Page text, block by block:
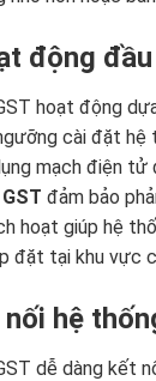
động
hoạt động
cài đặt hệ
mạch điện
đảm bảo
hoạt giúp hệ
đặt tại khu vực
hệ
dễ dàng kết